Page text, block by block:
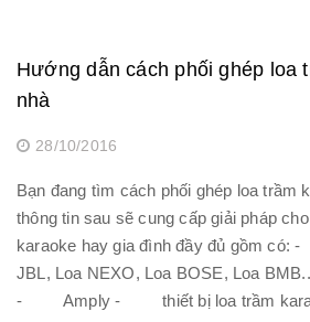
Hướng dẫn cách phối ghép loa
nhà
28/10/2016
Bạn đang tìm cách phối ghép loa trầm
thông tin sau sẽ cung cấp giải pháp
karaoke hay gia đình đầy đủ gồm
JBL, Loa NEXO, Loa BOSE, Loa
- Amply - thiết bị loa trầm